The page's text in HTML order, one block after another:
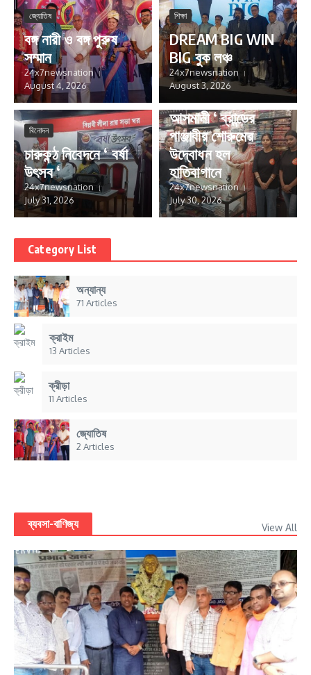
জ্যোতিষ
বঙ্গ নারী ও বঙ্গ পুরুষ
সম্মান
24x7newsnation
August 4, 2026
শিক্ষা
DREAM BIG WIN
BIG বুক লঞ্চ
24x7newsnation
August 3, 2026
বিনোদন
চারুকন্ঠ নিবেদনে ‘ বর্ষা
উৎসব ‘
24x7newsnation
July 31, 2026
ব্যবসা- বাণিজ্য
আসমানী ‘ ব্রান্ডের
পাঞ্জাবীর শোরুমের
উদ্বোধন হল
হাতিবাগানে
24x7newsnation
July 30, 2026
Category List
অন্যান্য
71 Articles
ক্রাইম
13 Articles
ক্রীড়া
11 Articles
জ্যোতিষ
2 Articles
ব্যবসা-বাণিজ্য View All